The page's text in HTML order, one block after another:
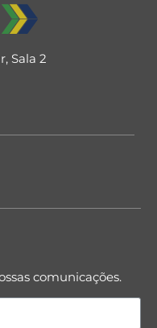
Sala 2
comunicações.